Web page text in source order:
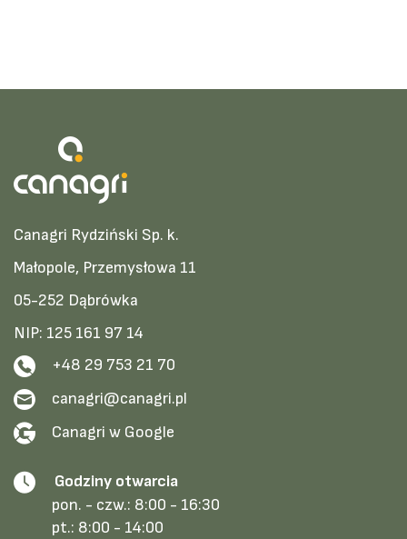
Canagri Rydziński Sp. k.
Małopole, Przemysłowa 11
05-252 Dąbrówka
NIP: 125 161 97 14
+48 29 753 21 70
canagri@canagri.pl
Canagri w Google
Godziny otwarcia
pon. - czw.: 8:00 - 16:30
pt.: 8:00 - 14:00